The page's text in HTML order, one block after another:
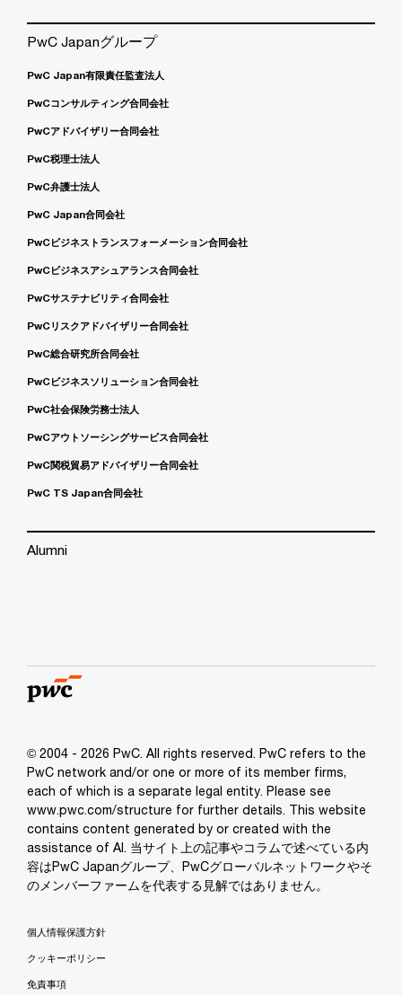
PwC Japanグループ
PwC Japan有限責任監査法人
PwCコンサルティング合同会社
PwCアドバイザリー合同会社
PwC税理士法人
PwC弁護士法人
PwC Japan合同会社
PwCビジネストランスフォーメーション合同会社
PwCビジネスアシュアランス合同会社
PwCサステナビリティ合同会社
PwCリスクアドバイザリー合同会社
PwC総合研究所合同会社
PwCビジネスソリューション合同会社
PwC社会保険労務士法人
PwCアウトソーシングサービス合同会社
PwC関税貿易アドバイザリー合同会社
PwC TS Japan合同会社
Alumni
© 2004 - 2026 PwC. All rights reserved. PwC refers to the
PwC network and/or one or more of its member firms,
each of which is a separate legal entity. Please see
www.pwc.com/structure for further details. This website
contains content generated by or created with the
assistance of AI. 当サイト上の記事やコラムで述べている内
容はPwC Japanグループ、PwCグローバルネットワークやそ
のメンバーファームを代表する見解ではありません。
個人情報保護方針
クッキーポリシー
免責事項